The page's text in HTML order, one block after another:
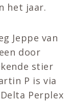
het jaar.
Jeppe van
door
stier
P is via
Perplex